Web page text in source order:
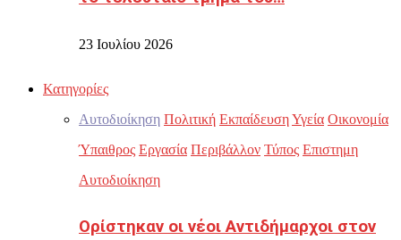
23 Ιουλίου 2026
Κατηγορίες
Αυτοδιοίκηση Πολιτική ΕκπαίδευσηΥγεία Οικονομία
Ύπαιθρος Εργασία Περιβάλλον Τύπος Επιστημη
Αυτοδιοίκηση
Ορίστηκαν οι νέοι Αντιδήμαρχοι στον